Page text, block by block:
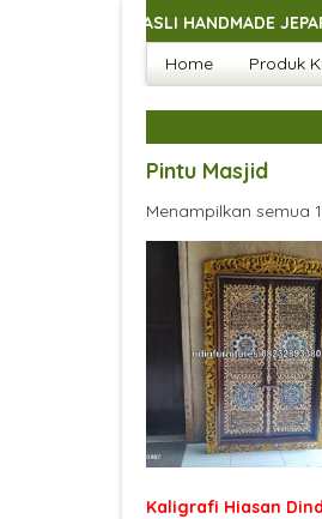
ASLI HANDMADE JEPARA
ASLI HANDMADE JEPARA
ASLI HANDMADE JEPARA
ASLI HANDMADE JEPARA
Home Produk
Pintu Masjid
Menampilkan semua
Kaligrafi Hiasan